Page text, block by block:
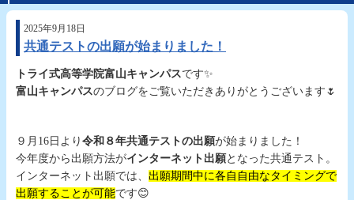
2025年9月18日
共通テストの出願が始まりました！
トライ式高等学院富山キャンパスです✨
富山キャンパスのブログをご覧いただきありがとうございます🌷
９月16日より 令和８年共通テストの出願が始まりました！
今年度から出願方法がインターネット出願となった共通テスト。
インターネット出願では、 出願期間中に各自自由なタイミングで
出願することが可能です😊